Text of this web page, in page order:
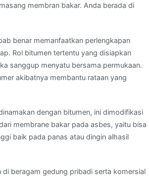
membran bakar. Anda berada di
benar memanfaatkan perlengkapan
Rol bitumen tertentu yang disiapkan
sanggup menyatu bersama permukaan.
akibatnya membantu rataan yang
dengan bitumen, ini dimodifikasi
membrane bakar pada asbes, yaitu bisa
baik pada panas atau dingin alhasil
beragam gedung pribadi serta komersial